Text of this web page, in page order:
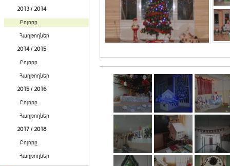
2013 / 2014
Բոլորը
Հաղթողներ
2014 / 2015
Բոլորը
Հաղթողներ
2015 / 2016
Բոլորը
Հաղթողներ
2017 / 2018
Բոլորը
Հաղթողներ